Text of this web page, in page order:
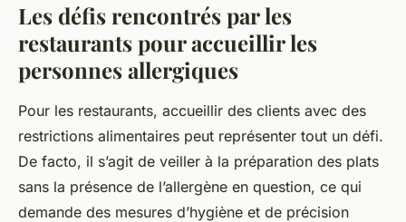
Les défis rencontrés par les
restaurants pour accueillir les
personnes allergiques
Pour les restaurants, accueillir des clients avec des
restrictions alimentaires peut représenter tout un défi.
De facto, il s’agit de veiller à la préparation des plats
sans la présence de l’allergène en question, ce qui
demande des mesures d’hygiène et de précision